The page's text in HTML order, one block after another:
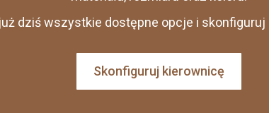
dziś wszystkie dostępne opcje i
Skonfiguruj kierownicę